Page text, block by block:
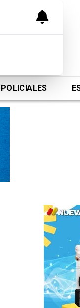
POLICIALES